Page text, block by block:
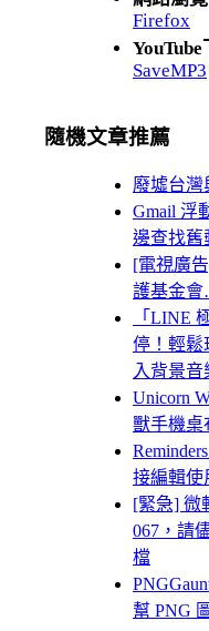
Firefox
SaveMP3
隨機文章推薦
廢墟台灣
Gmail 浮
邊查找舊
[電視廣
護基金
「LINE
停！輕鬆
入背景音
Unicorn
獸手機桌
接編輯使
[緊急] 微
067，請
檔
幫 PNG